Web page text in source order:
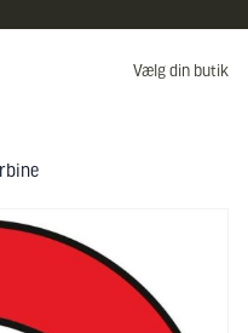
Vælg din butik